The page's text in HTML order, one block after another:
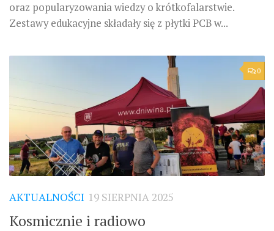
oraz popularyzowania wiedzy o krótkofalarstwie.
Zestawy edukacyjne składały się z płytki PCB w...
0
AKTUALNOŚCI 19 SIERPNIA 2025
Kosmicznie i radiowo